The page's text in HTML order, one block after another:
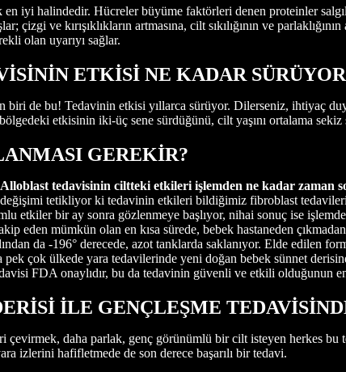
iyi halindedir. Hücreler büyüme faktörleri denen proteinler
çizgi ve kırışıklıkların artmasına, cilt sıkılığının ve
olan uyarıyı sağlar.
ETKİSİ NE KADAR
biri de bu! Tedavinin etkisi yıllarca sürüyor. Dilerseniz, ihtiyaç
etkisinin iki-üç sene sürdüğünü, cilt yaşını ortalama
GEREKİR?
Alloblast tedavisinin ciltteki etkileri işlemden ne kadar zaman
değişimi tetikliyor ki tedavinin etkileri bildiğimiz fibroblast
etkiler bir ay sonra gözlenmeye başlıyor, nihai sonuç ise
eden mümkün olan en kısa sürede, bebek hastaneden
da -196° derecede, azot tanklarda saklanıyor. Elde edilen
çok ülkede yara tedavilerinde yeni doğan bebek sünnet
FDA onaylıdır, bu da tedavinin güvenli ve etkili olduğunun
İLE GENÇLEŞME
daha parlak, genç görünümlü bir cilt isteyen herkes
izlerini hafifletmede de son derece başarılı bir tedavi.